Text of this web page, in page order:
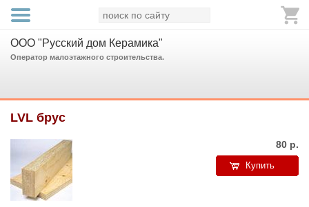
ООО "Русский дом Керамика"
Оператор малоэтажного строительства.
LVL брус
80 р.
Купить